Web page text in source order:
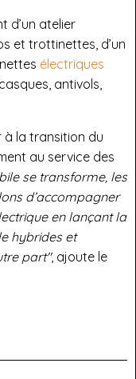
d’un atelier
et trottinettes, d’un
électriques
antivols,
à la transition du
au service des
se transforme, les
d’accompagner
en lançant la
hybrides et
part", ajoute le